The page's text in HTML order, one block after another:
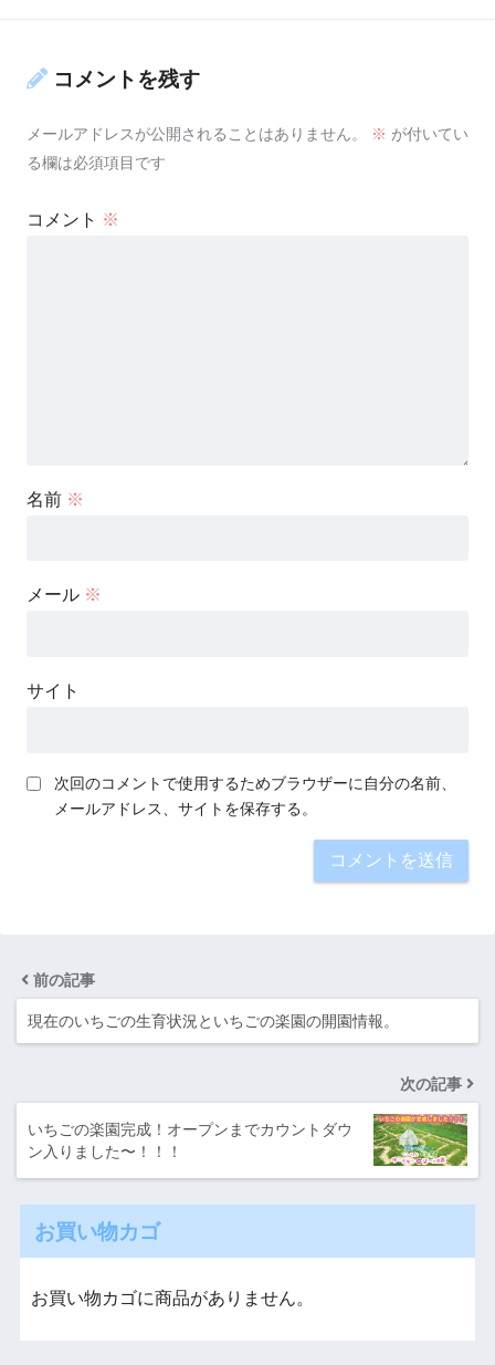
コメントを残す
メールアドレスが公開されることはありません。 ※ が付いてい
る欄は必須項目です
コメント ※
名前 ※
メール ※
サイト
次回のコメントで使用するためブラウザーに自分の名前、
メールアドレス、サイトを保存する。
前の記事
現在のいちごの生育状況といちごの楽園の開園情報。
次の記事
いちごの楽園完成！オープンまでカウントダウ
ン入りました〜！！！
お買い物カゴ
お買い物カゴに商品がありません。